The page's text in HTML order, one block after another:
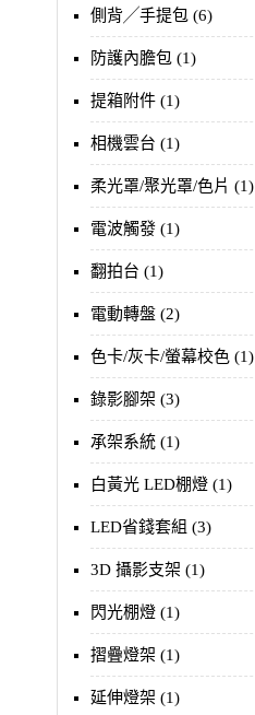
側背╱手提包 (6)
防護內膽包 (1)
提箱附件 (1)
相機雲台 (1)
柔光罩/聚光罩/色片 (1)
電波觸發 (1)
翻拍台 (1)
電動轉盤 (2)
色卡/灰卡/螢幕校色 (1)
錄影腳架 (3)
承架系統 (1)
白黃光 LED棚燈 (1)
LED省錢套組 (3)
3D 攝影支架 (1)
閃光棚燈 (1)
摺疊燈架 (1)
延伸燈架 (1)